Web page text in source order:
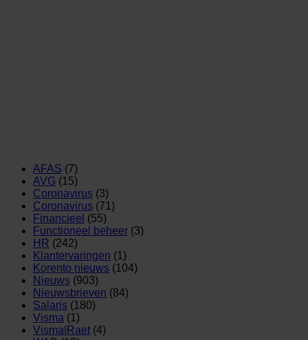
AFAS (7)
AVG (15)
Coronavirus (3)
Coronavirus (71)
Financieel (55)
Functioneel beheer (3)
HR (242)
Klantervaringen (1)
Korento nieuws (104)
Nieuws (903)
Nieuwsbrieven (84)
Salaris (180)
Visma (1)
Visma|Raet (4)